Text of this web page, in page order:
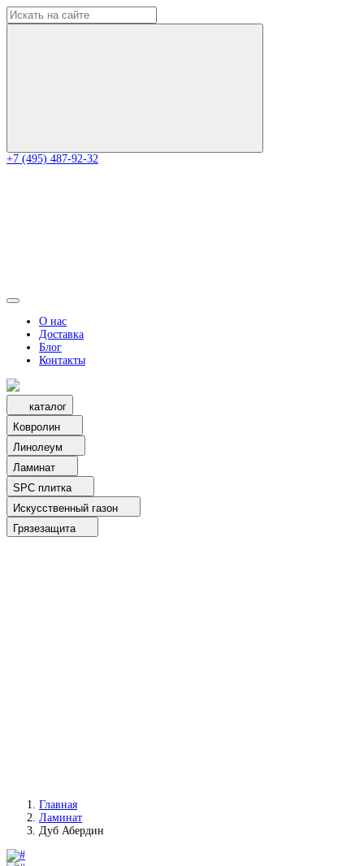
+7 (495) 487-92-32
О нас
Доставка
Блог
Контакты
каталог
Ковролин
Линолеум
Ламинат
SPC плитка
Искусственный газон
Грязезащита
Главная
Ламинат
Дуб Абердин